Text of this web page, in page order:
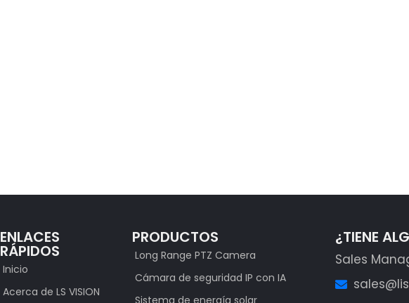
ENLACES
RÁPIDOS
Inicio
Acerca de LS VISION
PRODUCTOS
Long Range PTZ Camera
Cámara de seguridad IP con IA
Sistema de energía solar
¿TIENE
Sales